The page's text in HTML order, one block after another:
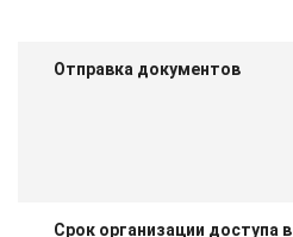
Отправка документов
Срок организации доступа в